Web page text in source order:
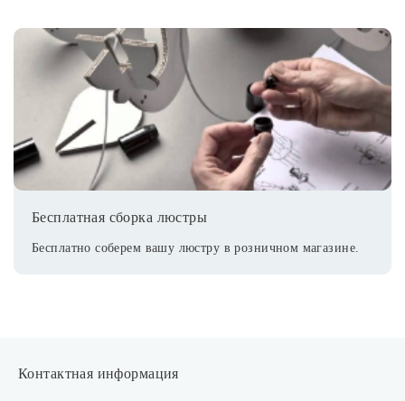
Бесплатная сборка люстры
Бесплатно соберем вашу люстру в розничном магазине.
Контактная информация